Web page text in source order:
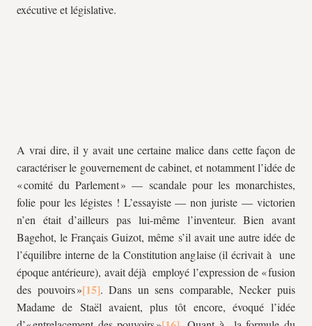
exécutive et législative.
A vrai dire, il y avait une certaine malice dans cette façon de
caractériser le gouvernement de cabinet, et notamment l’idée de
« comité du Parlement » — scandale pour les monarchistes,
folie pour les légistes ! L’essayiste — non juriste — victorien
n’en était d’ailleurs pas lui-même l’inventeur. Bien avant
Bagehot, le Français Guizot, même s’il avait une autre idée de
l’équilibre interne de la Constitution anglaise (il écrivait à une
époque antérieure), avait déjà employé l’expression de « fusion
des pouvoirs »
. Dans un sens comparable, Necker puis
Madame de Staël avaient, plus tôt encore, évoqué l’idée